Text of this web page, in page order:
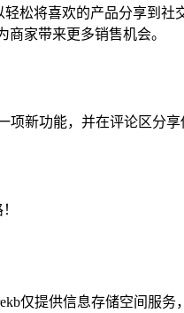
松将喜欢的产品分享到
家带来更多销售机会。
项新功能，并在评论区分
仅提供信息存储空间服